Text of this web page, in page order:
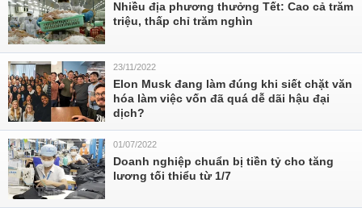
Nhiều địa phương thưởng Tết: Cao cả trăm
triệu, thấp chỉ trăm nghìn
23/11/2022
Elon Musk đang làm đúng khi siết chặt văn
hóa làm việc vốn đã quá dễ dãi hậu đại
dịch?
01/07/2022
Doanh nghiệp chuẩn bị tiền tỷ cho tăng
lương tối thiểu từ 1/7